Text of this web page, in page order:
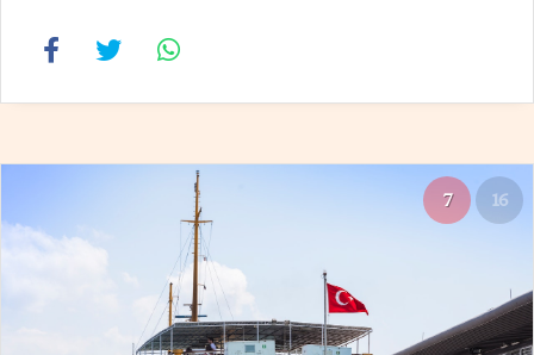
7 16